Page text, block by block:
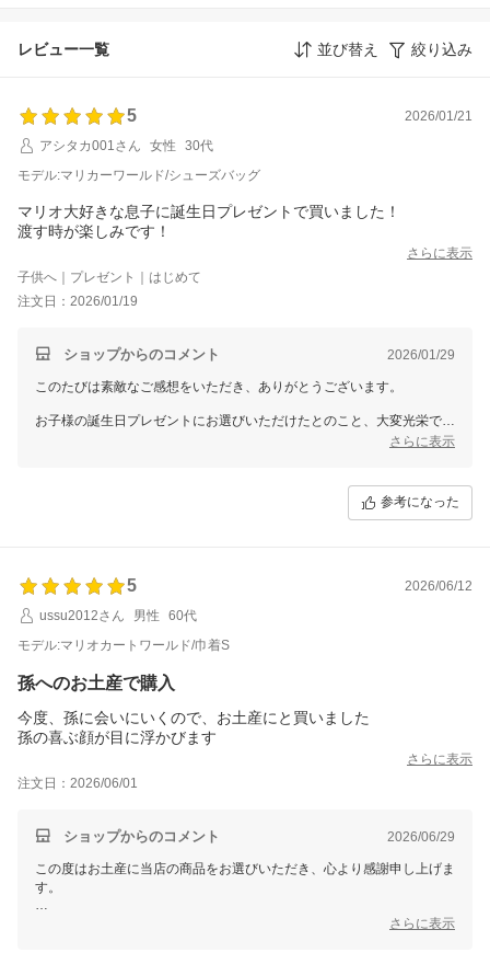
レビュー一覧 並び替え 絞り込み
5
2026/01/21
アシタカ001さん
女性
30代
モデル:マリカーワールド/シューズバッグ
マリオ大好きな息子に誕生日プレゼントで買いました！
渡す時が楽しみです！
さらに表示
子供へ｜プレゼント｜はじめて
注文日：2026/01/19
ショップからのコメント 2026/01/29
このたびは素敵なご感想をいただき、ありがとうございます。
お子様の誕生日プレゼントにお選びいただけたとのこと、大変光栄で
す。渡す瞬間の楽しみを感じていただけること、私たちも嬉しく思いま
これからも素敵な思い出を作るお手伝いができるよう努めてまいりま
さらに表示
参考になった
5
2026/06/12
ussu2012さん
男性
60代
モデル:マリオカートワールド/巾着S
孫へのお土産で購入
今度、孫に会いにいくので、お土産にと買いました
孫の喜ぶ顔が目に浮かびます
さらに表示
注文日：2026/06/01
ショップからのコメント 2026/06/29
この度はお土産に当店の商品をお選びいただき、心より感謝申し上げま
す。
お孫様の喜ぶ姿を想像されているとのこと、私たちもその瞬間が待ち遠
さらに表示